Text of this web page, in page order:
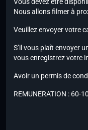
Nous allons filmer à
Veuillez envoyer votre
S’il vous plaît envoyer
vous enregistrez votre
Avoir un permis de
REMUNERATION : 60-